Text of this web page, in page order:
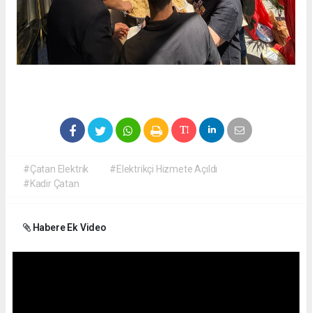
#Çatan Elektrik
#Elektrikçi Hizmete Açıldı
#Kadir Çatan
Habere Ek Video